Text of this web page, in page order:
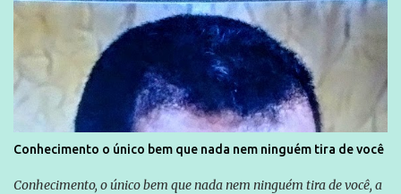
Globo manteve com o Grupo Odebrecht, citada na delação de
Emílio Odebrecht. Lula sempre atuou para promover o Brasil no
exterior, e não para promover determinadas empresas ou
empresários" Assina a nota o advogado Cristiano Zanin Martins
Conhecimento o único bem que nada nem ninguém tira de você
Conhecimento, o único bem que nada nem ninguém tira de você, a